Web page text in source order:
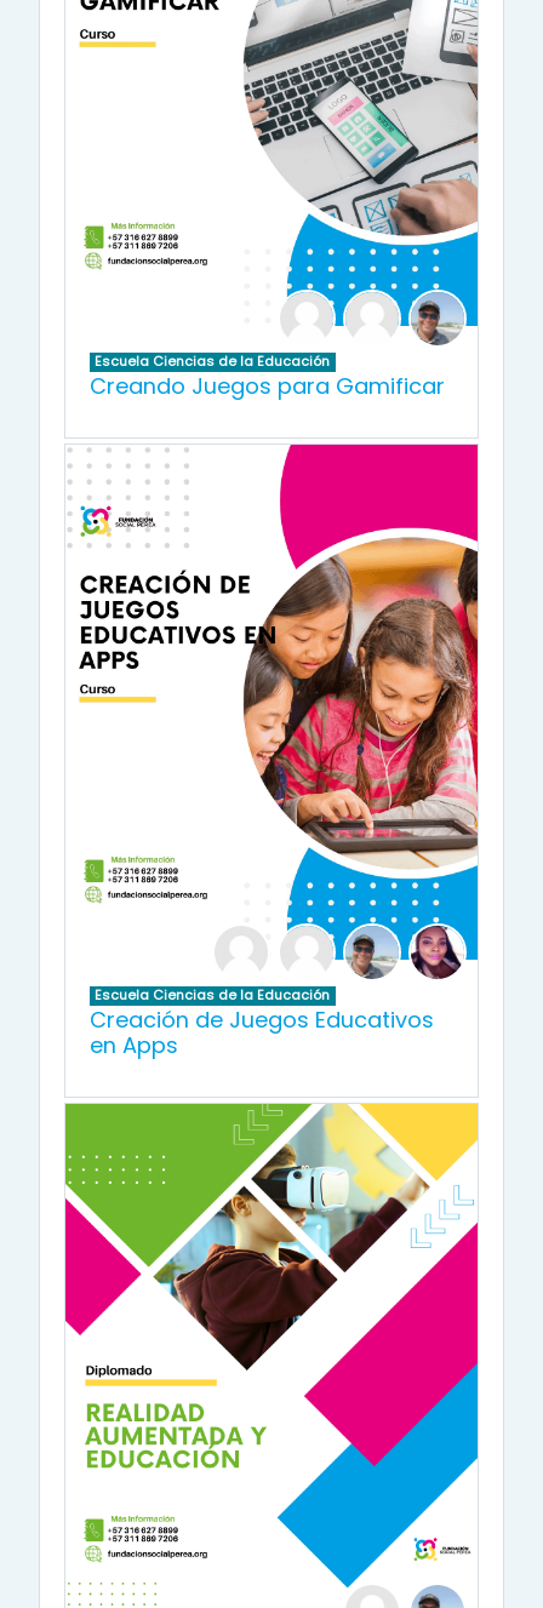
Escuela Ciencias de la Educación
Creando Juegos para Gamificar
Escuela Ciencias de la Educación
Creación de Juegos Educativos
en Apps